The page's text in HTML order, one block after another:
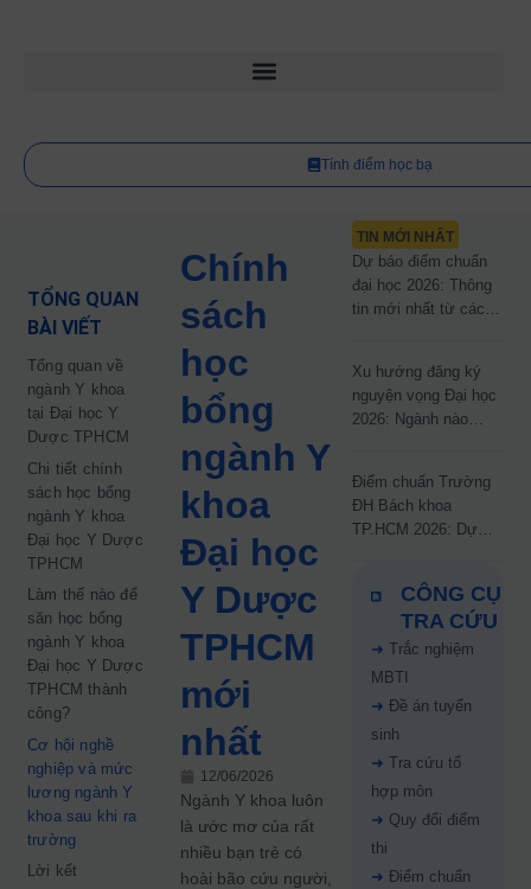
Tính điểm học bạ
TỔNG QUAN
BÀI VIẾT
Tổng quan về
ngành Y khoa
tại Đại học Y
Dược TPHCM
Chi tiết chính
sách học bổng
ngành Y khoa
Đại học Y Dược
TPHCM
Làm thế nào để
săn học bổng
ngành Y khoa
Đại học Y Dược
TPHCM thành
công?
Cơ hội nghề
nghiệp và mức
lương ngành Y
khoa sau khi ra
trường
Lời kết
Chính
sách
học
bổng
ngành Y
khoa
Đại học
Y Dược
TPHCM
mới
nhất
12/06/2026
Ngành Y khoa luôn
là ước mơ của rất
nhiều bạn trẻ có
hoài bão cứu người,
TIN MỚI NHẤT
Dự báo điểm chuẩn
đại học 2026: Thông
tin mới nhất từ các
Xu hướng đăng ký
nguyện vọng Đại học
2026: Ngành nào
Điểm chuẩn Trường
ĐH Bách khoa
TP.HCM 2026: Dự
67%
CÔNG CỤ
TRA CỨU
➜ Trắc nghiệm
MBTI
➜ Đề án tuyển
sinh
➜ Tra cứu tổ
hợp môn
➜ Quy đổi điểm
thi
➜ Điểm chuẩn